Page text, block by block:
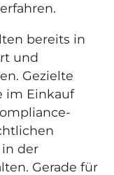
bereits in
und
Gezielte
im Einkauf
in der
Gerade für